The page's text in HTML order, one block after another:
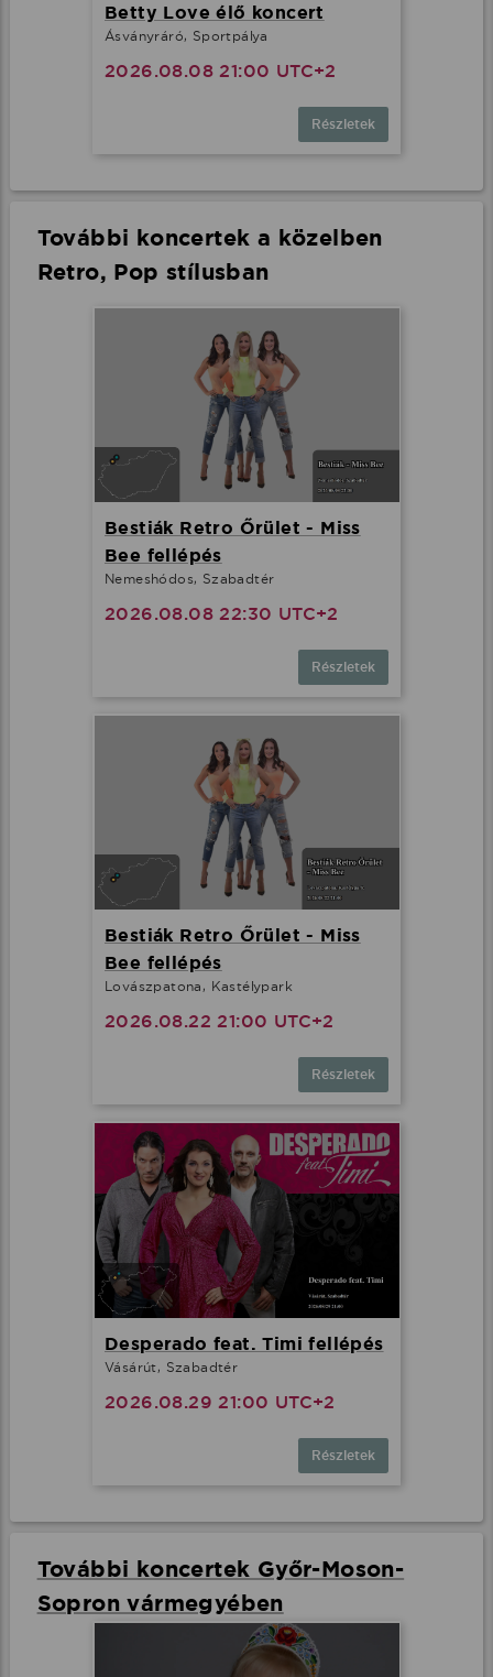
Betty Love élő koncert
Ásványráró, Sportpálya
2026.08.08 21:00 UTC+2
Részletek
További koncertek a közelben
Retro, Pop stílusban
Bestiák Retro Őrület - Miss
Bee fellépés
Nemeshódos, Szabadtér
2026.08.08 22:30 UTC+2
Részletek
Bestiák Retro Őrület - Miss
Bee fellépés
Lovászpatona, Kastélypark
2026.08.22 21:00 UTC+2
Részletek
Desperado feat. Timi fellépés
Vásárút, Szabadtér
2026.08.29 21:00 UTC+2
Részletek
További koncertek Győr-Moson-
Sopron vármegyében